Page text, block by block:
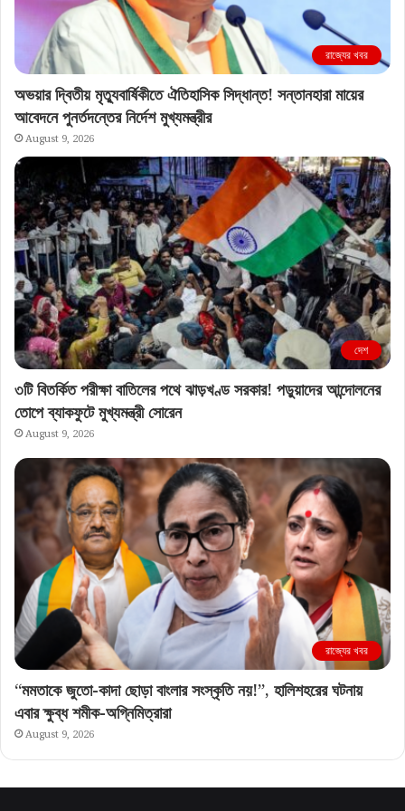
রাজ্যের খবর
অভয়ার দ্বিতীয় মৃত্যুবার্ষিকীতে ঐতিহাসিক সিদ্ধান্ত! সন্তানহারা মায়ের
আবেদনে পুনর্তদন্তের নির্দেশ মুখ্যমন্ত্রীর
August 9, 2026
দেশ
৩টি বিতর্কিত পরীক্ষা বাতিলের পথে ঝাড়খণ্ড সরকার! পড়ুয়াদের আন্দোলনের
তোপে ব্যাকফুটে মুখ্যমন্ত্রী সোরেন
August 9, 2026
রাজ্যের খবর
“মমতাকে জুতো-কাদা ছোড়া বাংলার সংস্কৃতি নয়!”, হালিশহরের ঘটনায়
এবার ক্ষুব্ধ শমীক-অগ্নিমিত্রারা
August 9, 2026